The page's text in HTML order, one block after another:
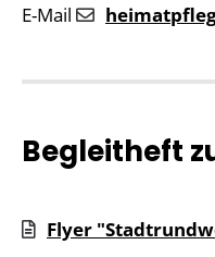
E-Mail
Begleitheft
Flyer